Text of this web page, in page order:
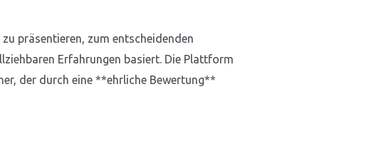
präsentieren, zum entscheidenden
Erfahrungen basiert. Die Plattform
der durch eine **ehrliche Bewertung**